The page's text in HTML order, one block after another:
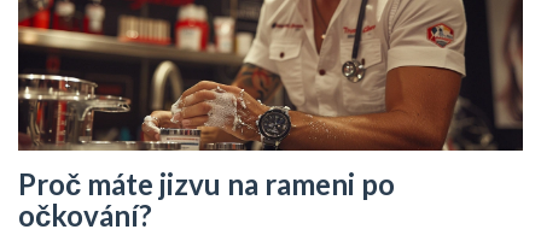
Proč máte jizvu na rameni po
očkování?